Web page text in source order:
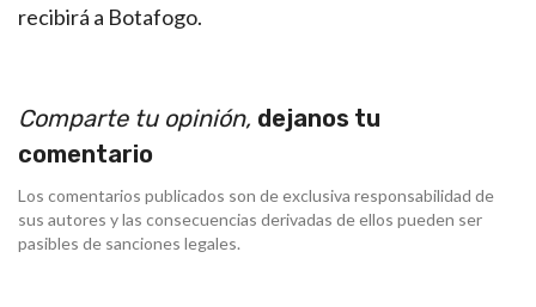
recibirá a Botafogo.
Comparte tu opinión, dejanos tu
comentario
Los comentarios publicados son de exclusiva responsabilidad de
sus autores y las consecuencias derivadas de ellos pueden ser
pasibles de sanciones legales.